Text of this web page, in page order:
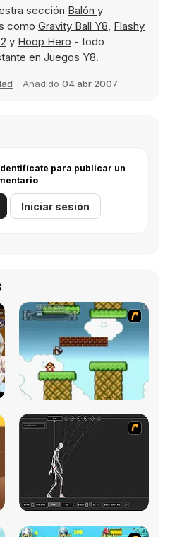
sección Balón y
como Gravity Ball Y8, Flashy
y Hoop Hero - todo
en Juegos Y8.
Añadido 04 abr 2007
para publicar un
Iniciar sesión